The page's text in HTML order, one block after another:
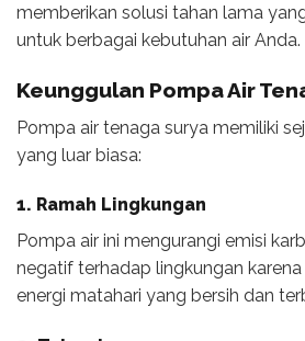
memberikan solusi tahan lama
untuk berbagai kebutuhan air Anda.
Keunggulan Pompa Air
Pompa air tenaga surya memiliki
yang luar biasa:
1. Ramah Lingkungan
Pompa air ini mengurangi emisi
negatif terhadap lingkungan
energi matahari yang bersih dan